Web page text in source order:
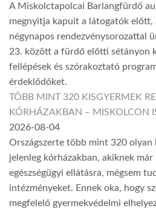
A Miskolctapolcai Barlangfürdő
megnyitja kapuit a látogatók előtt,
négynapos rendezvénysorozattal
23. között a fürdő előtti sétányon
fellépések és szórakoztató
érdeklődőket.
TÖBB MINT 320 KISGYERMEK
KÓRHÁZAKBAN – MISKOLCON
2026-08-04
Országszerte több mint 320
jelenleg kórházakban, akiknek már
egészségügyi ellátásra, mégsem
intézményeket. Ennek oka, hogy
megfelelő gyermekvédelmi